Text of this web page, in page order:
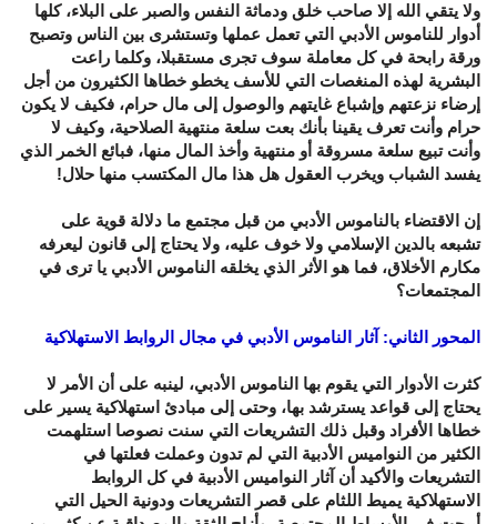
ولا يتقي الله إلا صاحب خلق ودماثة النفس والصبر على البلاء، كلها
أدوار للناموس الأدبي التي تعمل عملها وتستشرى بين الناس وتصبح
ورقة رابحة في كل معاملة سوف تجرى مستقبلا، وكلما راعت
البشرية لهذه المنغصات التي للأسف يخطو خطاها الكثيرون من أجل
إرضاء نزعتهم وإشباع غايتهم والوصول إلى مال حرام، فكيف لا يكون
حرام وأنت تعرف يقينا بأنك بعت سلعة منتهية الصلاحية، وكيف لا
وأنت تبيع سلعة مسروقة أو منتهية وأخذ المال منها، فبائع الخمر الذي
يفسد الشباب ويخرب العقول هل هذا مال المكتسب منها حلال!
إن الاقتضاء بالناموس الأدبي من قبل مجتمع ما دلالة قوية على
تشبعه بالدين الإسلامي ولا خوف عليه، ولا يحتاج إلى قانون ليعرفه
مكارم الأخلاق، فما هو الأثر الذي يخلقه الناموس الأدبي يا ترى في
المجتمعات؟
المحور الثاني: آثار الناموس الأدبي في مجال الروابط الاستهلاكية
كثرت الأدوار التي يقوم بها الناموس الأدبي، لينبه على أن الأمر لا
يحتاج إلى قواعد يسترشد بها، وحتى إلى مبادئ استهلاكية يسير على
خطاها الأفراد وقبل ذلك التشريعات التي سنت نصوصا استلهمت
الكثير من النواميس الأدبية التي لم تدون وعملت فعلتها في
التشريعات والأكيد أن آثار النواميس الأدبية في كل الروابط
الاستهلاكية يميط اللثام على قصر التشريعات ودونية الحيل التي